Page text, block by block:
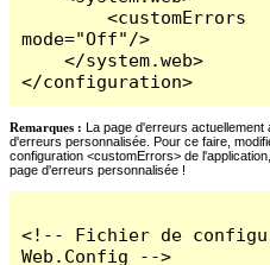
        <customErrors
mode="Off"/>
    </system.web>
</configuration>
Remarques : La page d'erreurs actuellement
d'erreurs personnalisée. Pour ce faire,
configuration <customErrors> de
page d'erreurs personnalisée !
<!-- Fichier de
Web.Config -->